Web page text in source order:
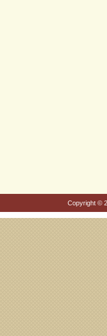
Copyright ©